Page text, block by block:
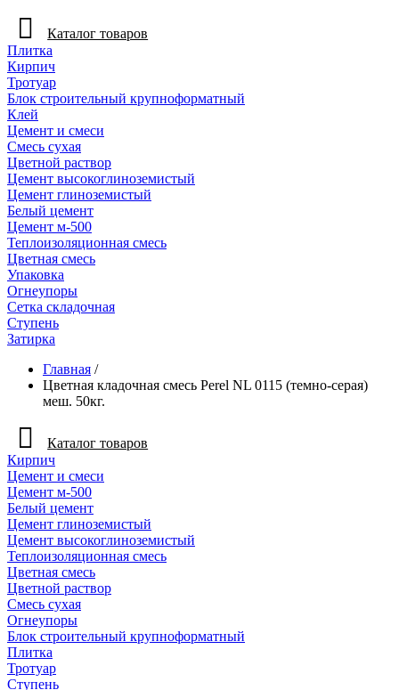
Каталог товаров
Плитка
Кирпич
Тротуар
Блок строительный крупноформатный
Клей
Цемент и смеси
Смесь сухая
Цветной раствор
Цемент высокоглиноземистый
Цемент глиноземистый
Белый цемент
Цемент м-500
Теплоизоляционная смесь
Цветная смесь
Упаковка
Огнеупоры
Сетка складочная
Ступень
Затирка
Главная /
Цветная кладочная смесь Perel NL 0115 (темно-серая)
меш. 50кг.
Каталог товаров
Кирпич
Цемент и смеси
Цемент м-500
Белый цемент
Цемент глиноземистый
Цемент высокоглиноземистый
Теплоизоляционная смесь
Цветная смесь
Цветной раствор
Смесь сухая
Огнеупоры
Блок строительный крупноформатный
Плитка
Тротуар
Ступень